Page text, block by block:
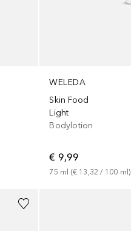
WELEDA
Skin Food
Light
Bodylotion
€ 9,99
75 ml (€ 13,32 / 100 ml)